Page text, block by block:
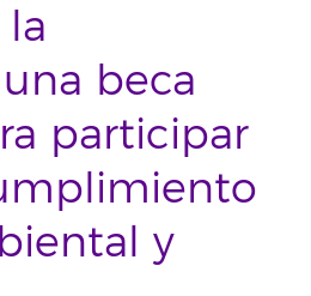
beca
participar
y